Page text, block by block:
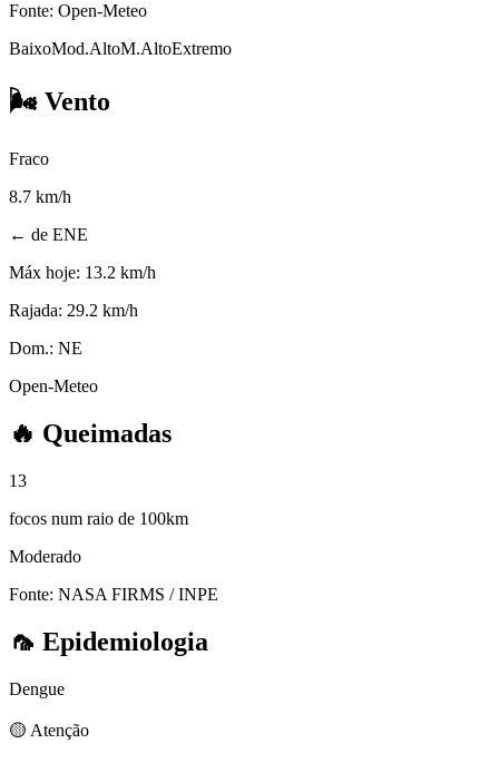
Fonte: Open-Meteo
BaixoMod.AltoM.AltoExtremo
🌬️ Vento
Fraco
8.7 km/h
← de ENE
Máx hoje: 13.2 km/h
Rajada: 29.2 km/h
Dom.: NE
Open-Meteo
🔥 Queimadas
13
focos num raio de 100km
Moderado
Fonte: NASA FIRMS / INPE
🦟 Epidemiologia
Dengue
🟡 Atenção